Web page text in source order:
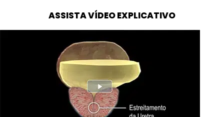
ASSISTA VÍDEO EXPLICATIVO